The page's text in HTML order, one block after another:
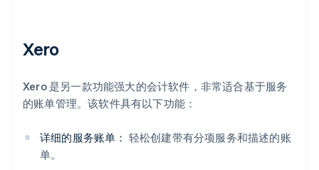
Xero
Xero 是另一款功能强大的会计软件，非常适合基于服务
的账单管理。该软件具有以下功能：
详细的服务账单： 轻松创建带有分项服务和描述的账
单。